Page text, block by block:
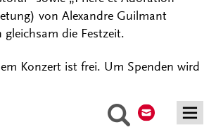
Suche
von Alexandre Guilmant
gleichsam die Festzeit.
Konzert ist frei. Um Spenden wird